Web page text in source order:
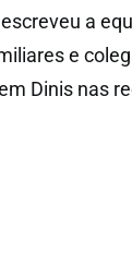
a
e
Dinis nas